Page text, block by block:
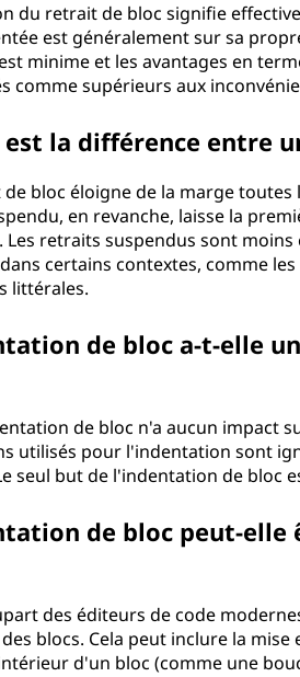
du retrait de bloc signifie
est généralement sur sa
minime et les avantages en
comme supérieurs aux
est la différence entre
bloc éloigne de la marge
en revanche, laisse la
Les retraits suspendus sont
certains contextes, comme
littérales.
de bloc a-t-elle
de bloc n'a aucun impact
utilisés pour l'indentation sont
seul but de l'indentation de bloc
de bloc peut-
des éditeurs de code
blocs. Cela peut inclure la
d'un bloc (comme une